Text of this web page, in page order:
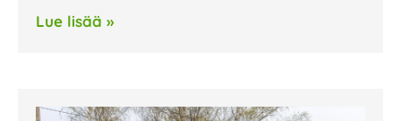
Lue lisää »